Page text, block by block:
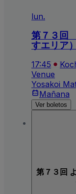
lun.
第７３回
すエリア）
17:45
Venue
Yosakoi
Mañana
Ver boletos
第７３回